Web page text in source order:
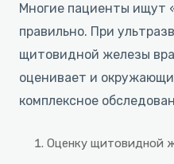
Многие пациенты ищут
правильно. При
щитовидной железы
оценивает и
комплексное
Оценку щитовидной